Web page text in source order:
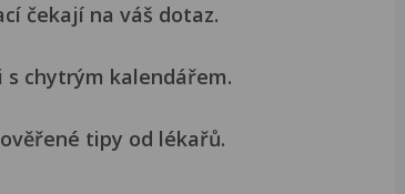
čekají na váš dotaz.
chytrým kalendářem.
tipy od lékařů.